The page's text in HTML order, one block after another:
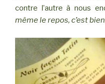
contre l’autre à nous
même le repos, c’est